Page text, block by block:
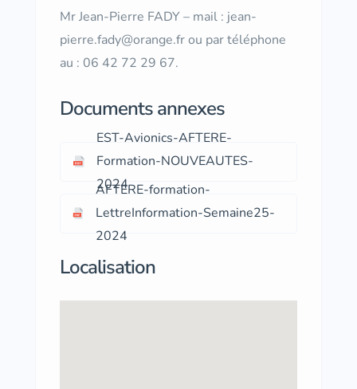
Mr Jean-Pierre FADY – mail : jean-
pierre.fady@orange.fr ou par téléphone
au : 06 42 72 29 67.
Documents annexes
EST-Avionics-AFTERE-
Formation-NOUVEAUTES-
2024
AFTERE-formation-
LettreInformation-Semaine25-
2024
Localisation